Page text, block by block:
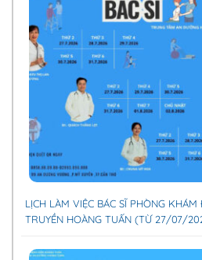
LỊCH LÀM VIỆC BÁC SĨ PHÒNG
TRUYỀN HOÀNG TUẤN (TỪ 27/07/